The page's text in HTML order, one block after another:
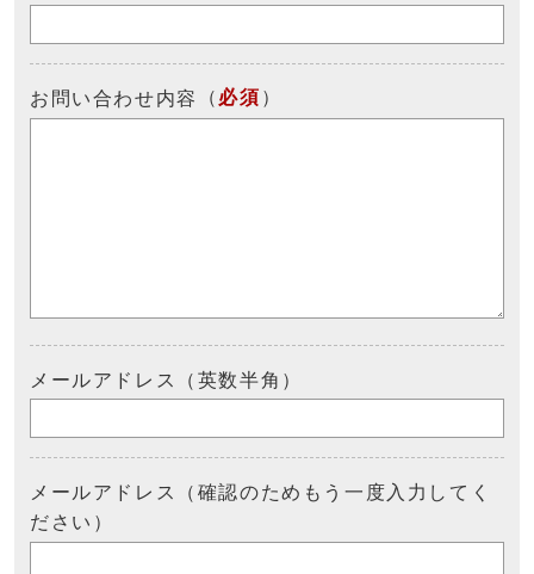
お問い合わせ内容 （ 必須 ）
メールアドレス（英数半角）
メールアドレス（確認のためもう一度入力してく
ださい）